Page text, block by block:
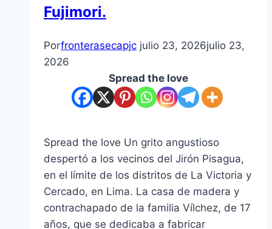
Fujimori.
Porfronterasecapjc julio 23, 2026julio 23,
2026
Spread the love
Spread the love Un grito angustioso
despertó a los vecinos del Jirón Pisagua,
en el límite de los distritos de La Victoria y
Cercado, en Lima. La casa de madera y
contrachapado de la familia Vílchez, de 17
años, que se dedicaba a fabricar